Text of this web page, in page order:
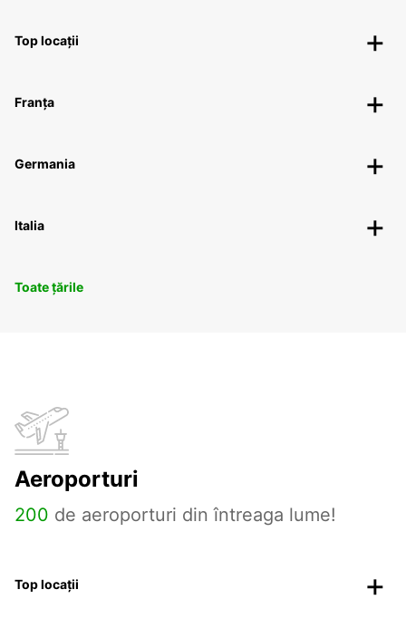
Top locații
Franța
Germania
Italia
Toate țările
Aeroporturi
200 de aeroporturi din întreaga lume!
Top locații